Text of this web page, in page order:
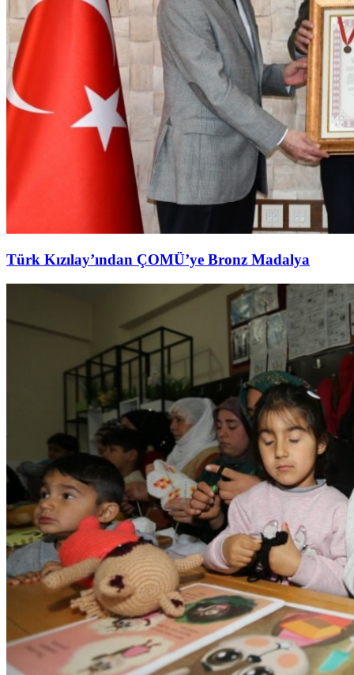
Türk Kızılay’ından ÇOMÜ’ye Bronz Madalya